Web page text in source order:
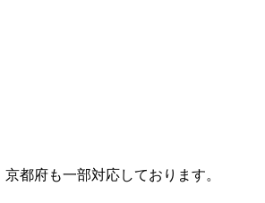
都府も一部対応しております。